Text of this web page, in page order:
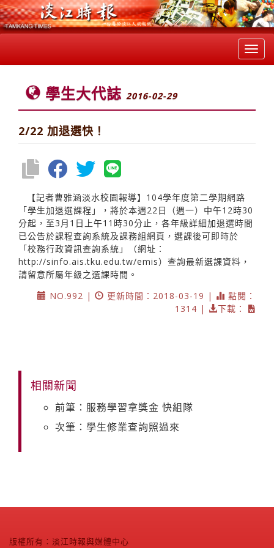
學生大代誌 2016-02-29
2/22 加退選快！
【記者曹雅涵淡水校園報導】104學年度第二學期網路
「學生加退選課程」，將於本週22日（週一）中午12時30
分起，至3月1日上午11時30分止，各年級詳細加退選時間
已公告於課程查詢系統及課務組網頁，選課後可即時於
「校務行政資訊查詢系統」（網址：
http://sinfo.ais.tku.edu.tw/emis）查詢最新選課資料，
請留意所屬年級之選課時間。
NO.992 |
更新時間：2018-03-19 |
點閱：
1314 |
下載：
相關新聞
前筆：服務學習拿獎金 快組隊
次筆：學生修業查詢照過來
版權所有：淡江時報與媒體中心